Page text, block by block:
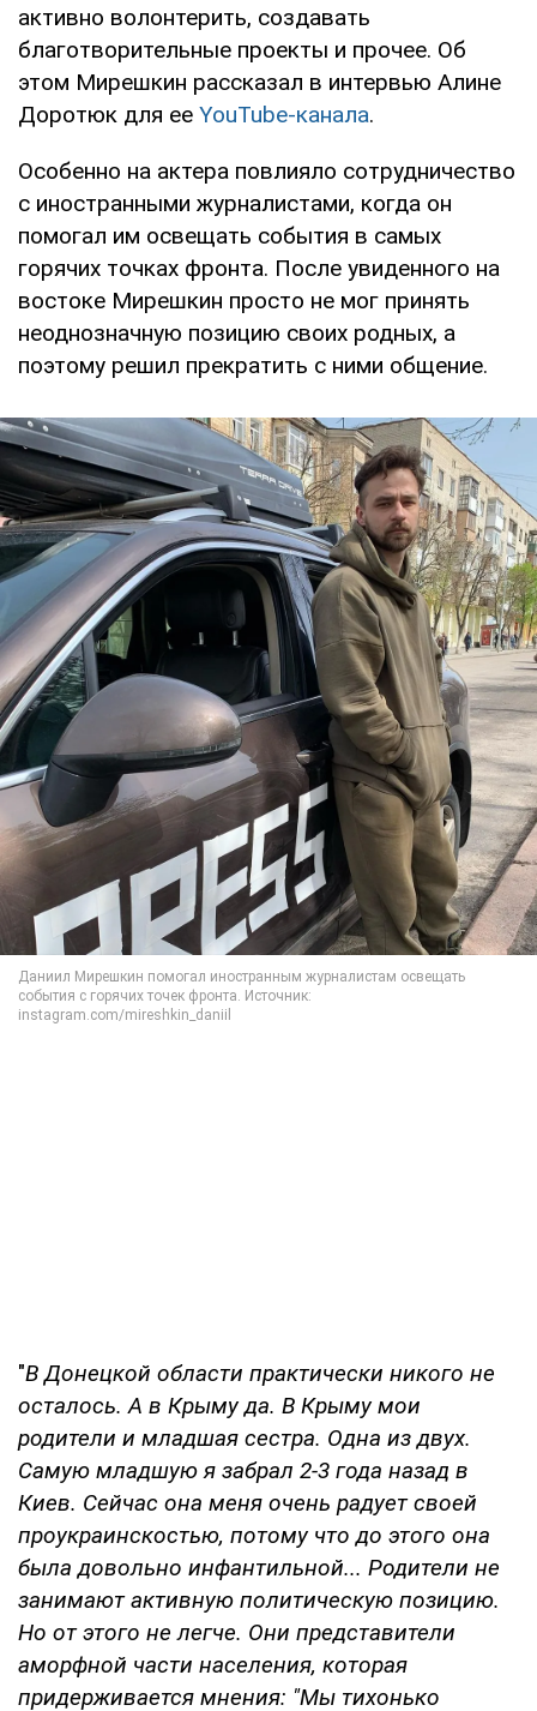
активно волонтерить, создавать
благотворительные проекты и прочее. Об
этом Мирешкин рассказал в интервью Алине
Доротюк для ее YouTube-канала.
Особенно на актера повлияло сотрудничество
с иностранными журналистами, когда он
помогал им освещать события в самых
горячих точках фронта. После увиденного на
востоке Мирешкин просто не мог принять
неоднозначную позицию своих родных, а
поэтому решил прекратить с ними общение.
"В Донецкой области практически никого не
осталось. А в Крыму да. В Крыму мои
родители и младшая сестра. Одна из двух.
Самую младшую я забрал 2-3 года назад в
Киев. Сейчас она меня очень радует своей
проукраинскостью, потому что до этого она
была довольно инфантильной... Родители не
занимают активную политическую позицию.
Но от этого не легче. Они представители
аморфной части населения, которая
придерживается мнения: "Мы тихонько